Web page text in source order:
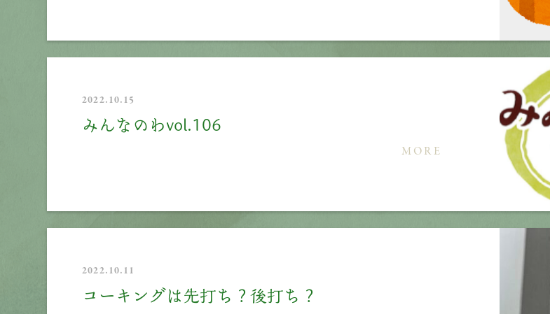
2022.10.15
みんなのわvol.106
MORE
2022.10.11
コーキングは先打ち？後打ち？